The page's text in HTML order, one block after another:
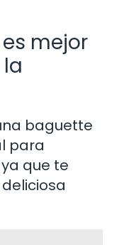
mejor
baguette
para
que te